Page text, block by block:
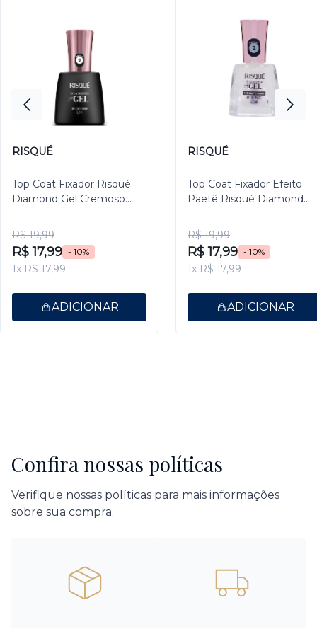
RISQUÉ
Top Coat Fixador Risqué
Diamond Gel Cremoso
R$ 19,99
R$ 17,99 - 10%
1x R$ 17,99
ADICIONAR
RISQUÉ
Top Coat Fixador Efeito
Paetê Risqué Diamond
R$ 19,99
R$ 17,99 - 10%
1x R$ 17,99
ADICIONAR
Confira nossas políticas
Verifique nossas políticas para mais informações
sobre sua compra.